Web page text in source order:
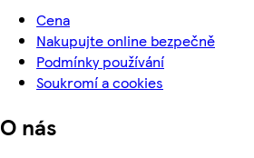
Cena
Nakupujte online bezpečně
Podmínky používání
Soukromí a cookies
O nás